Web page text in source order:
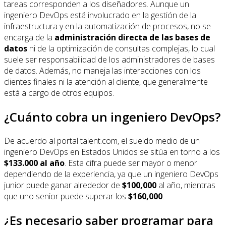
tareas corresponden a los diseñadores. Aunque un
ingeniero DevOps está involucrado en la gestión de la
infraestructura y en la automatización de procesos, no se
encarga de la administración directa de las bases de
datos ni de la optimización de consultas complejas, lo cual
suele ser responsabilidad de los administradores de bases
de datos. Además, no maneja las interacciones con los
clientes finales ni la atención al cliente, que generalmente
está a cargo de otros equipos.
¿Cuánto cobra un ingeniero DevOps?
De acuerdo al portal talent.com, el sueldo medio de un
ingeniero DevOps en Estados Unidos se sitúa en torno a los
$133.000 al año. Esta cifra puede ser mayor o menor
dependiendo de la experiencia, ya que un ingeniero DevOps
junior puede ganar alrededor de $100,000 al año, mientras
que uno senior puede superar los $160,000.
¿Es necesario saber programar para